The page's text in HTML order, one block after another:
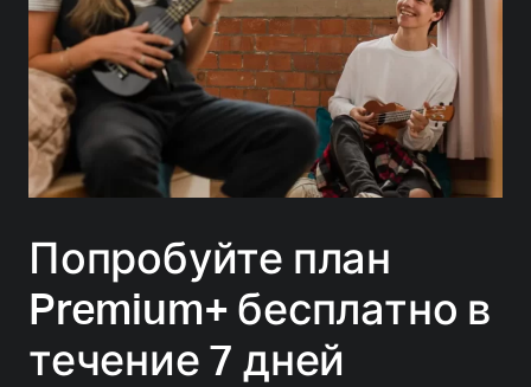
Попробуйте план
Premium+ бесплатно в
течение 7 дней